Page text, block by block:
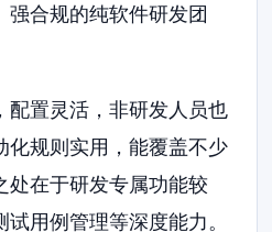
强合规的纯软件研发团
配置灵活，非研发人员也
化规则实用，能覆盖不少
处在于研发专属功能较
用例管理等深度能力。